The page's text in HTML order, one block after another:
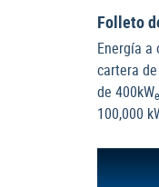
Folleto
Energía
cartera
de 400kW
100,000